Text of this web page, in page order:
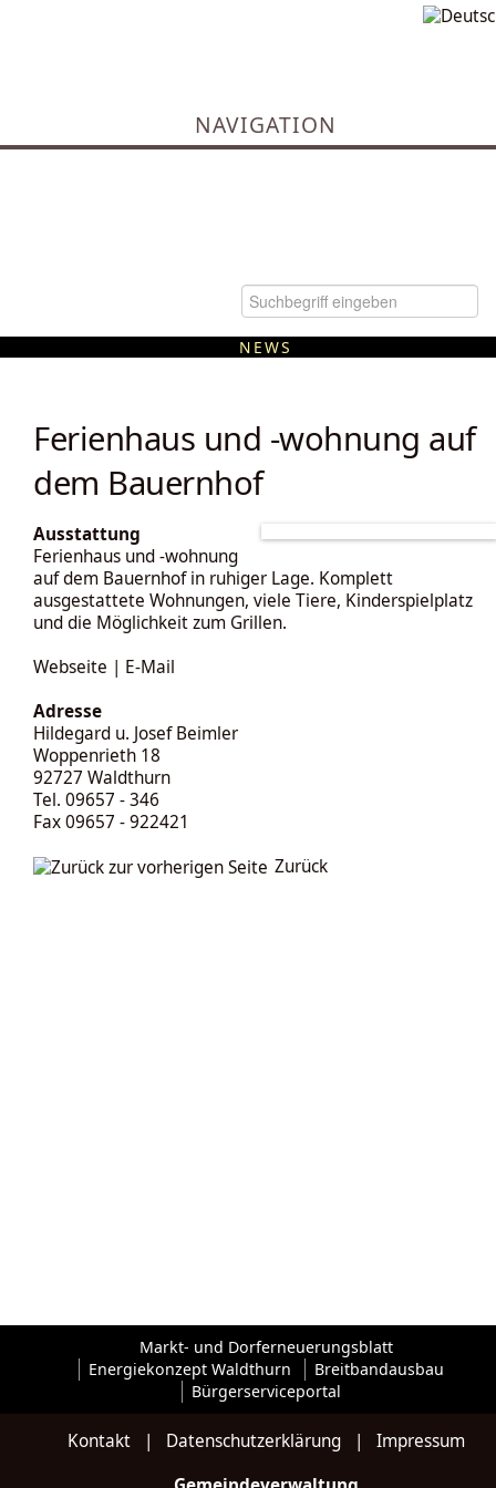
NAVIGATION
NEWS
Ferienhaus und -wohnung auf
dem Bauernhof
Ausstattung
Ferienhaus und -wohnung
auf dem Bauernhof in ruhiger Lage. Komplett
ausgestattete Wohnungen, viele Tiere, Kinderspielplatz
und die Möglichkeit zum Grillen.
Webseite | E-Mail
Adresse
Hildegard u. Josef Beimler
Woppenrieth 18
92727 Waldthurn
Tel. 09657 - 346
Fax 09657 - 922421
Zurück
Markt- und Dorferneuerungsblatt
Energiekonzept Waldthurn
Breitbandausbau
Bürgerserviceportal
Kontakt| Datenschutzerklärung| Impressum